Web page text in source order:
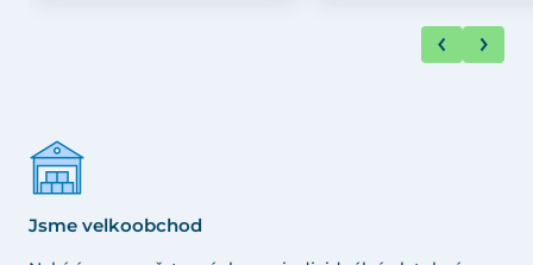
Jsme velkoobchod